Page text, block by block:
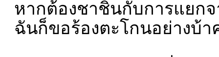
หากต้องชาชินกับการแยก
ฉันก็ขอร้องตะโกนอย่างบ้า